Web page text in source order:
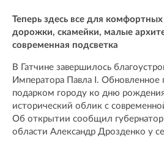
Теперь здесь все для
дорожки, скамейки, малые
современная подсветка
В Гатчине завершилось
Императора Павла I. Обновленное
подарком городу ко дню
исторический облик с
Об открытии сообщил губернатор
области Александр Дрозденко у